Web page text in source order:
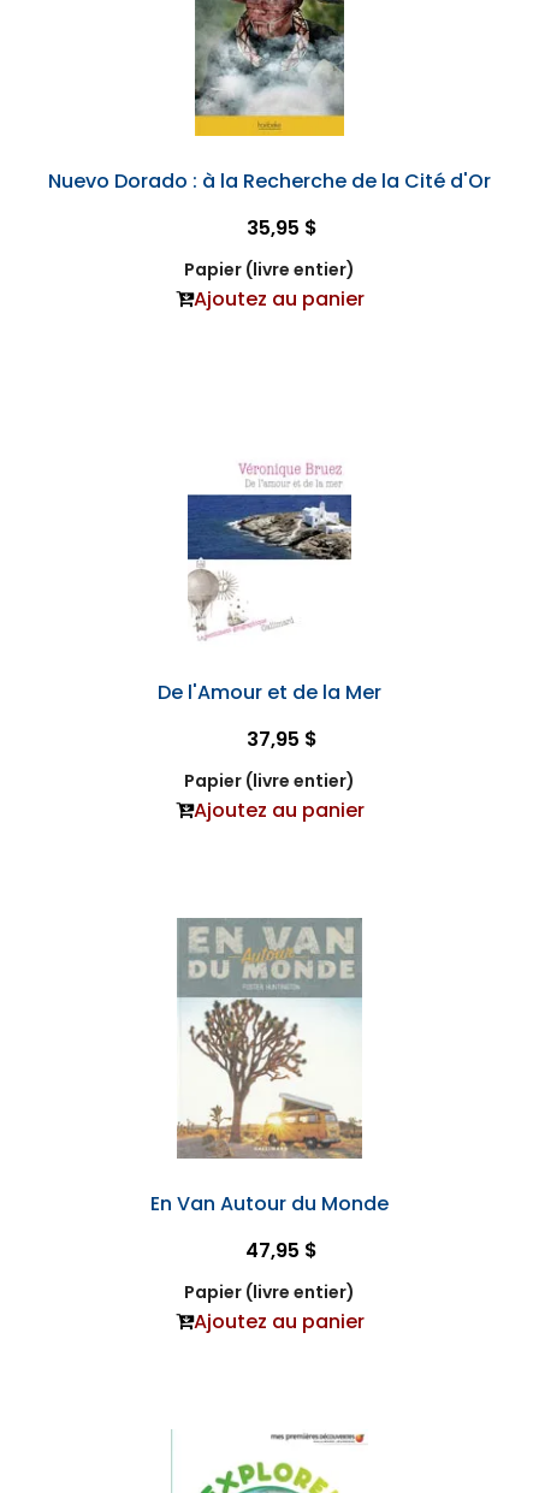
Nuevo Dorado : à la Recherche de la Cité d'Or
35,95 $
Papier (livre entier)
Ajoutez au panier
De l'Amour et de la Mer
37,95 $
Papier (livre entier)
Ajoutez au panier
En Van Autour du Monde
47,95 $
Papier (livre entier)
Ajoutez au panier